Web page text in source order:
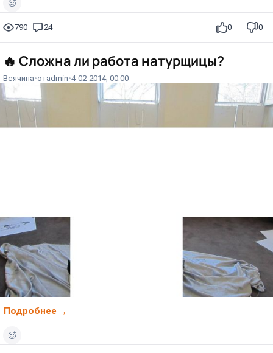
790 24 0 0
🔥 Сложна ли работа натурщицы?
Всячина отadmin 4-02-2014, 00:00
Подробнее